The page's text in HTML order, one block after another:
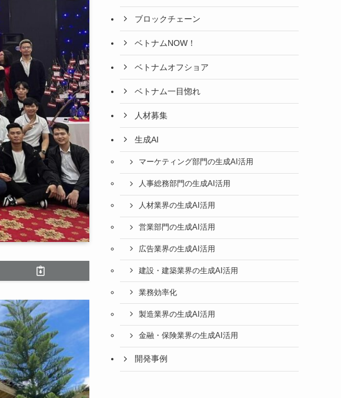
ブロックチェーン
ベトナムNOW！
ベトナムオフショア
ベトナム一目惚れ
人材募集
生成AI
マーケティング部門の生成AI活用
人事総務部門の生成AI活用
人材業界の生成AI活用
営業部門の生成AI活用
広告業界の生成AI活用
建設・建築業界の生成AI活用
業務効率化
製造業界の生成AI活用
金融・保険業界の生成AI活用
開発事例